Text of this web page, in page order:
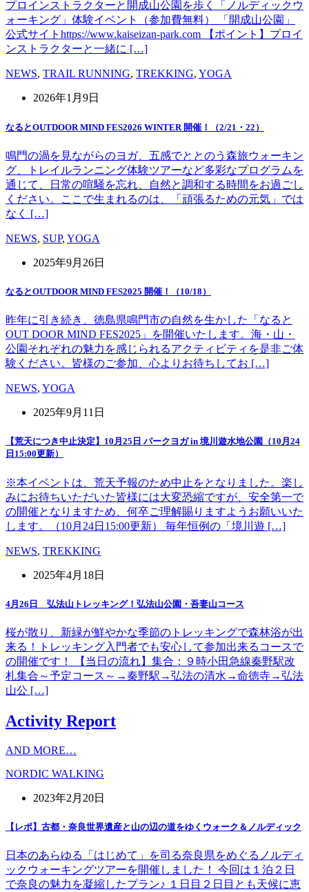
プロインストラクターと開成山公園を歩く「ノルディックウ
ォーキング」体験イベント（参加費無料） 「開成山公園」
公式サイトhttps://www.kaiseizan-park.com 【ポイント】プロイ
ンストラクターと一緒に […]
NEWS, TRAIL RUNNING, TREKKING, YOGA
2026年1月9日
なるとOUTDOOR MIND FES2026 WINTER 開催！（2/21・22）
鳴門の渦を見ながらのヨガ、五感でととのう森旅ウォーキン
グ、トレイルランニング体験ツアーなど多彩なプログラムを
通じて、日常の喧騒を忘れ、自然と調和する時間をお過ごし
ください。ここで生まれるのは、「頑張るための元気」では
なく […]
NEWS, SUP, YOGA
2025年9月26日
なるとOUTDOOR MIND FES2025 開催！（10/18）
昨年に引き続き、徳島県鳴門市の自然を生かした「なると
OUT DOOR MIND FES2025」を開催いたします。海・山・
公園それぞれの魅力を感じられるアクティビティを是非ご体
験ください。皆様のご参加、心よりお待ちしてお […]
NEWS, YOGA
2025年9月11日
【荒天につき中止決定】10月25日 パークヨガ in 境川遊水地公園（10月24
日15:00更新）
※本イベントは、荒天予報のため中止をとなりました。楽し
みにお待ちいただいた皆様には大変恐縮ですが、安全第一で
の開催となりますため、何卒ご理解賜りますようお願いいた
します。（10月24日15:00更新） 毎年恒例の「境川遊 […]
NEWS, TREKKING
2025年4月18日
4月26日 弘法山トレッキング！弘法山公園・吾妻山コース
桜が散り、新緑が鮮やかな季節のトレッキングで森林浴が出
来る！トレッキング入門者でも安心して参加出来るコースで
の開催です！ 【当日の流れ】集合：９時小田急線秦野駅改
札集合～予定コース～→秦野駅→弘法の清水→命徳寺→弘法
山公 […]
Activity Report
AND MORE…
NORDIC WALKING
2023年2月20日
【レポ】古都・奈良世界遺産と山の辺の道をゆくウォーク＆ノルディック
日本のあらゆる「はじめて」を司る奈良県をめぐるノルディ
ックウォーキングツアーを開催しました！ 今回は１泊２日
で奈良の魅力を凝縮したプラン♪ １日目２日目とも天候に恵